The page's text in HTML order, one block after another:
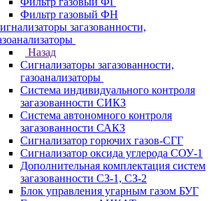
Фильтр газовый ФН
загазованности,
Назад
Сигнализаторы загазованности,
газоанализаторы
Система индивидуального контроля
загазованности СИКЗ
Система автономного контроля
загазованности САКЗ
Сигнализатор горючих газов-СГГ
Сигнализатор оксида углерода СОУ-1
Дополнительная комплектация систем
загазованности СЗ-1, СЗ-2
Блок управления угарным газом БУГ